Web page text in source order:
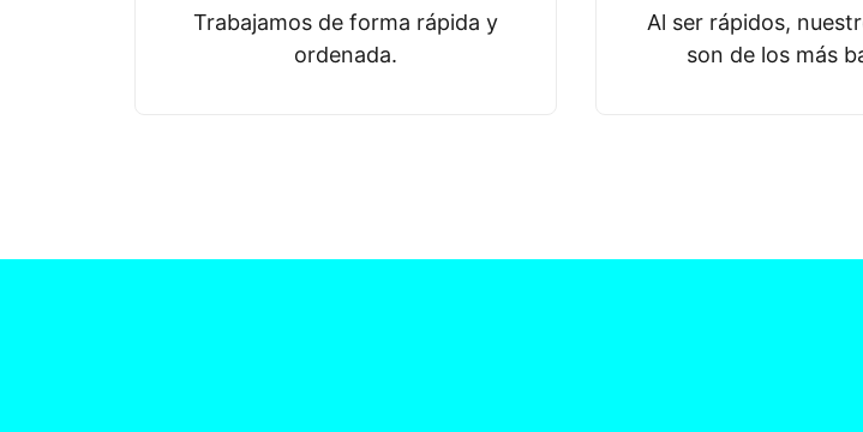
Trabajamos de forma rápida y
ordenada.
Al ser rápidos,
son de los más